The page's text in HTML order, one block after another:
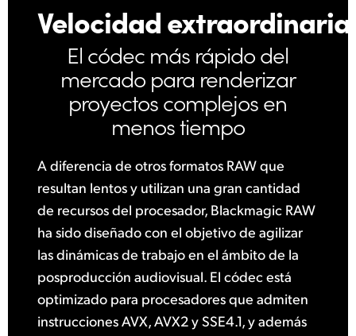
Velocidad extraordinaria
El códec más rápido del
mercado para renderizar
proyectoscomplejos en
menos tiempo
A diferencia de otros formatos RAW que
resultan lentos y utilizan una gran cantidad
de recursos del procesador, Blackmagic RAW
ha sido diseñado con el objetivo de agilizar
las dinámicas de trabajo en el ámbito de la
posproducción audiovisual. El códec está
optimizado para procesadores que admiten
instrucciones AVX, AVX2 y SSE4.1, y además